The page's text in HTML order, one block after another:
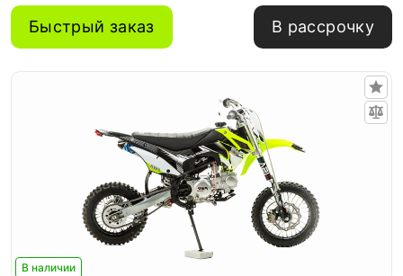
Быстрый заказ В рассрочку
В наличии